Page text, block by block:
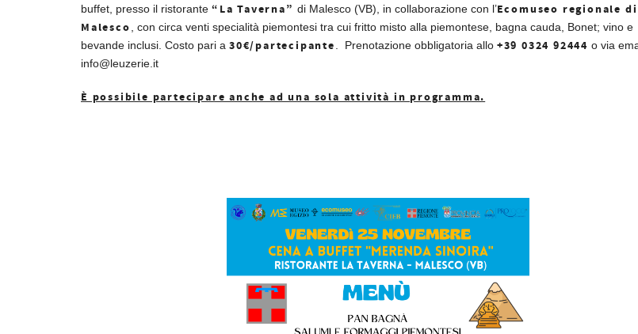
buffet, presso il ristorante “La Taverna” di Malesco (VB), in collaborazione con l’Ecomuseo regionale di
Malesco
, con circa venti specialità piemontesi tra cui fritto misto alla piemontese, bagna cauda, Bonet; vino e
bevande inclusi. Costo pari a 30€/partecipante . Prenotazione obbligatoria allo +39 0324 92444 o via
info@leuzerie.it
È possibile partecipare anche ad una sola attività in programma.